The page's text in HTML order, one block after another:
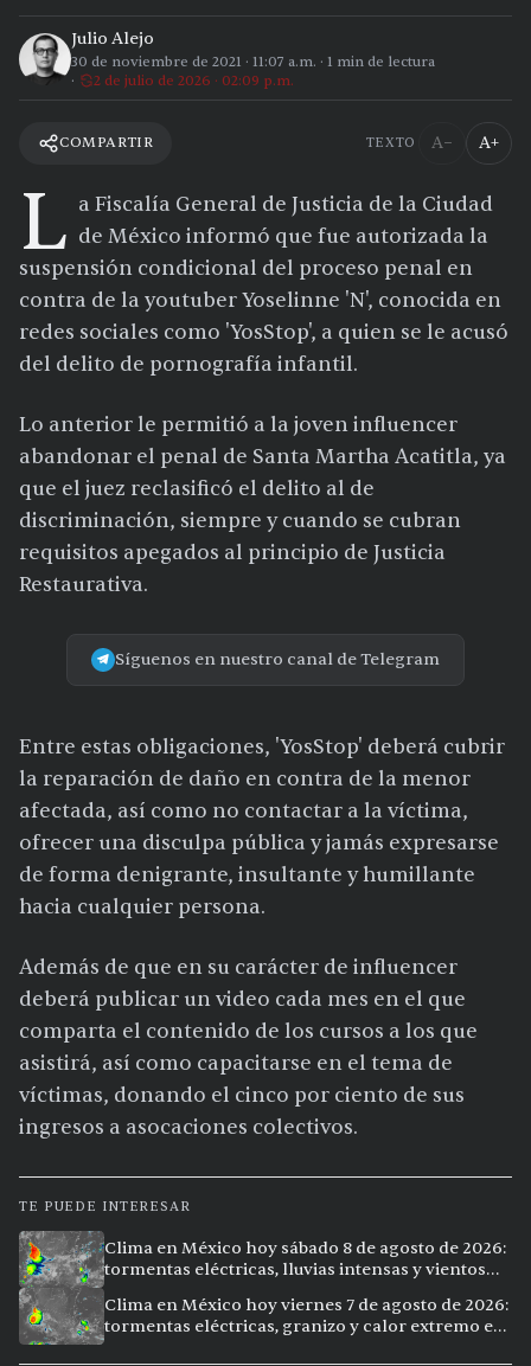
Julio Alejo
30 de noviembre de 2021 · 11:07 a.m. · 1 min de lectura
2 de julio de 2026 · 02:09 p.m.
COMPARTIR TEXTO A− A+
L a Fiscalía General de Justicia de la Ciudad
de México informó que fue autorizada la
suspensión condicional del proceso penal en
contra de la youtuber Yoselinne 'N', conocida en
redes sociales como 'YosStop', a quien se le acusó
del delito de pornografía infantil.
Lo anterior le permitió a la joven influencer
abandonar el penal de Santa Martha Acatitla, ya
que el juez reclasificó el delito al de
discriminación, siempre y cuando se cubran
requisitos apegados al principio de Justicia
Restaurativa.
Síguenos en nuestro canal de Telegram
Entre estas obligaciones, 'YosStop' deberá cubrir
la reparación de daño en contra de la menor
afectada, así como no contactar a la víctima,
ofrecer una disculpa pública y jamás expresarse
de forma denigrante, insultante y humillante
hacia cualquier persona.
Además de que en su carácter de influencer
deberá publicar un video cada mes en el que
comparta el contenido de los cursos a los que
asistirá, así como capacitarse en el tema de
víctimas, donando el cinco por ciento de sus
ingresos a asocaciones colectivos.
TE PUEDE INTERESAR
Clima en México hoy sábado 8 de agosto de 2026:
tormentas eléctricas, lluvias intensas y vientos
Clima en México hoy viernes 7 de agosto de 2026:
tormentas eléctricas, granizo y calor extremo en